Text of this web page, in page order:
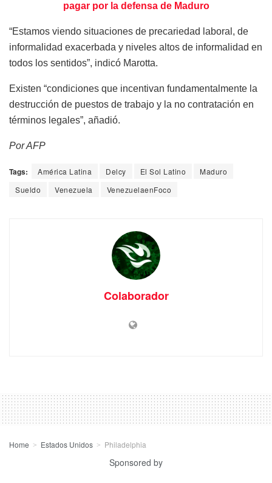
pagar por la defensa de Maduro
“Estamos viendo situaciones de precariedad laboral, de
informalidad exacerbada y niveles altos de informalidad en
todos los sentidos”, indicó Marotta.
Existen “condiciones que incentivan fundamentalmente la
destrucción de puestos de trabajo y la no contratación en
términos legales”, añadió.
Por AFP
Tags: América Latina Delcy El Sol Latino
Maduro
Sueldo
Venezuela VenezuelaenFoco
Colaborador
Home Estados Unidos Philadelphia
Sponsored by